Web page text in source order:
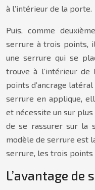
à l’intérieur de la porte.
Puis, comme
serrure à trois points,
une serrure qui se
trouve à l’intérieur de
points d’ancrage
serrure en applique,
et nécessite un sur
de se rassurer sur la
modèle de serrure est
serrure, les trois points
L’avantage